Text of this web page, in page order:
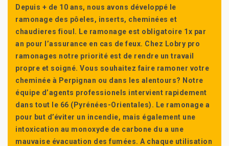
Depuis + de 10 ans, nous avons développé le
ramonage des pôeles, inserts, cheminées et
chaudieres fioul. Le ramonage est obligatoire 1x par
an pour l’assurance en cas de feux. Chez Lobry pro
ramonages notre priorité est de rendre un travail
propre et soigné. Vous souhaitez faire ramoner votre
cheminée à Perpignan ou dans les alentours? Notre
équipe d’agents professionels intervient rapidement
dans tout le 66 (Pyrénées-Orientales). Le ramonage a
pour but d’éviter un incendie, mais également une
intoxication au monoxyde de carbone du a une
mauvaise évacuation des fumées. A chaque utilisation